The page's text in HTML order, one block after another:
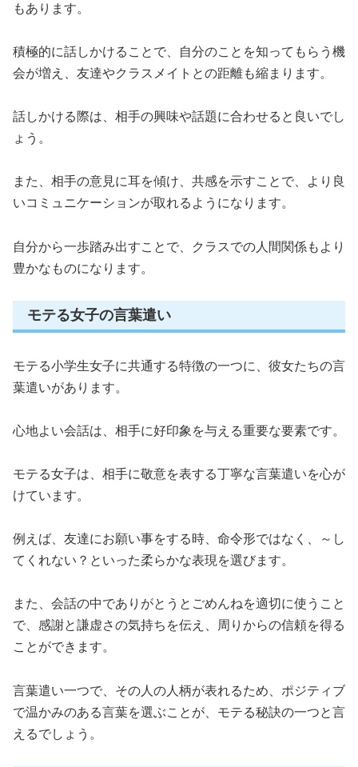
もあります。
積極的に話しかけることで、自分のことを知ってもらう機
会が増え、友達やクラスメイトとの距離も縮まります。
話しかける際は、相手の興味や話題に合わせると良いでし
ょう。
また、相手の意見に耳を傾け、共感を示すことで、より良
いコミュニケーションが取れるようになります。
自分から一歩踏み出すことで、クラスでの人間関係もより
豊かなものになります。
モテる女子の言葉遣い
モテる小学生女子に共通する特徴の一つに、彼女たちの言
葉遣いがあります。
心地よい会話は、相手に好印象を与える重要な要素です。
モテる女子は、相手に敬意を表する丁寧な言葉遣いを心が
けています。
例えば、友達にお願い事をする時、命令形ではなく、～し
てくれない？といった柔らかな表現を選びます。
また、会話の中でありがとうとごめんねを適切に使うこと
で、感謝と謙虚さの気持ちを伝え、周りからの信頼を得る
ことができます。
言葉遣い一つで、その人の人柄が表れるため、ポジティブ
で温かみのある言葉を選ぶことが、モテる秘訣の一つと言
えるでしょう。